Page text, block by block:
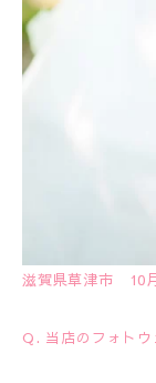
滋賀県草津市 10
Q. 当店のフォトウ